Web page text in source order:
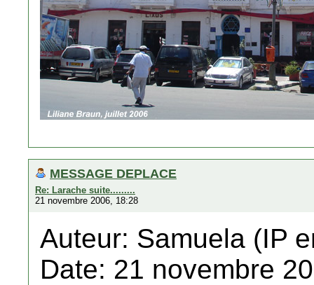
MESSAGE DEPLACE
Re: Larache suite.........
21 novembre 2006, 18:28
Auteur: Samuela (IP
Date: 21 novembre